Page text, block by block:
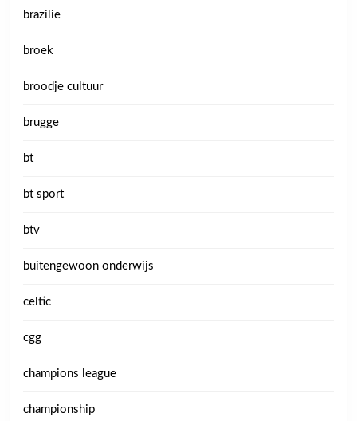
brazilie
broek
broodje cultuur
brugge
bt
bt sport
btv
buitengewoon onderwijs
celtic
cgg
champions league
championship